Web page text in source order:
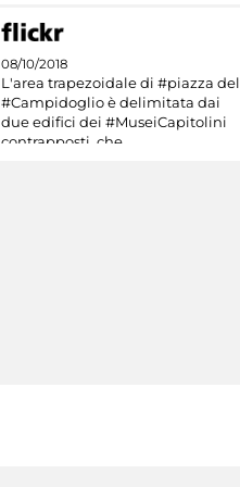
08/10/2018
L'area trapezoidale di #piazza del
#Campidoglio è delimitata dai
due edifici dei #MuseiCapitolini
contrapposti, che